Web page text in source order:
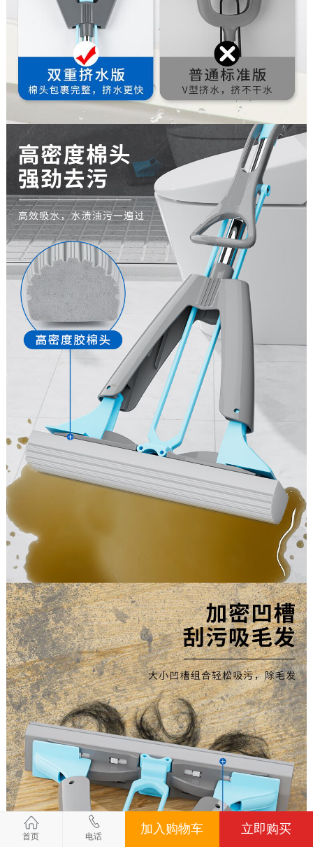
首页 电话
加入购物车 立即购买